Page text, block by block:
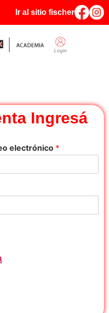
Ir al sitio fischer
Login
Ingresá
electrónico *